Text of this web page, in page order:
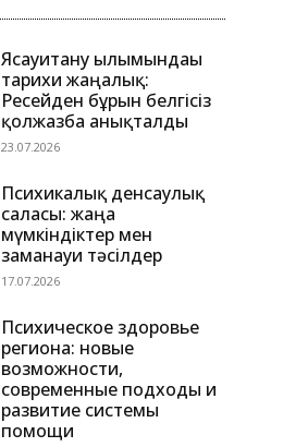
Ясауитану ғылымындағы
тарихи жаңалық:
Ресейден бұрын белгісіз
қолжазба анықталды
23.07.2026
Психикалық денсаулық
саласы: жаңа
мүмкіндіктер мен
заманауи тәсілдер
17.07.2026
Психическое здоровье
региона: новые
возможности,
современные подходы и
развитие системы
помощи